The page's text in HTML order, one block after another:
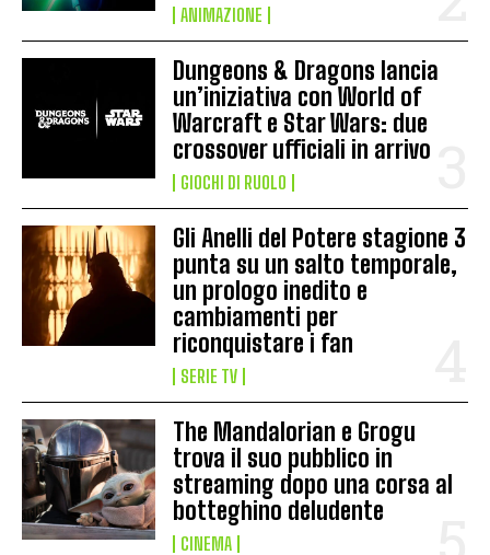
ANIMAZIONE
Dungeons & Dragons lancia
un’iniziativa con World of
Warcraft e Star Wars: due
crossover ufficiali in arrivo
GIOCHI DI RUOLO
Gli Anelli del Potere stagione 3
punta su un salto temporale,
un prologo inedito e
cambiamenti per
riconquistare i fan
SERIE TV
The Mandalorian e Grogu
trova il suo pubblico in
streaming dopo una corsa al
botteghino deludente
CINEMA